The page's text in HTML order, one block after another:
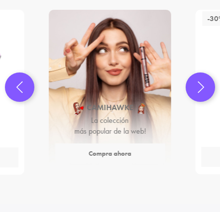
CAMIHAWKE
La colección
más popular de la web!
Compra ahora
-